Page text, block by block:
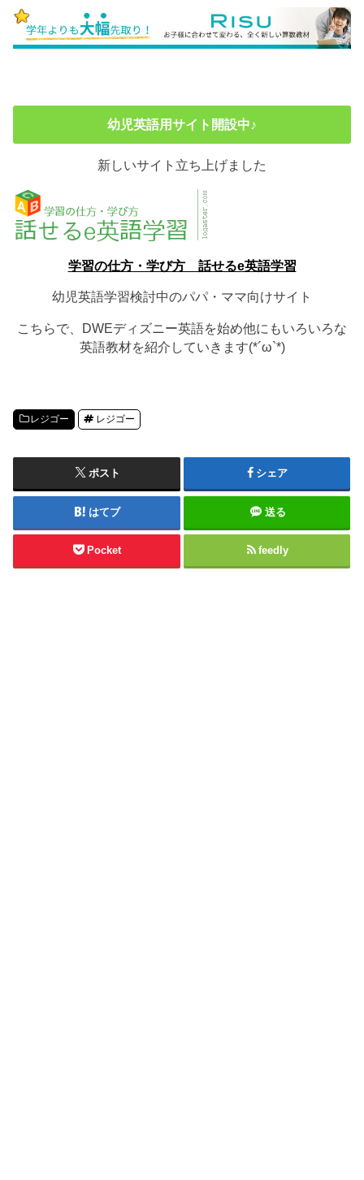
幼児英語用サイト開設中♪
新しいサイト立ち上げました
学習の仕方・学び方 話せるe英語学習
幼児英語学習検討中のパパ・ママ向けサイト
こちらで、DWEディズニー英語を始め他にもいろいろな
英語教材を紹介していきます(*´ω`*)
レジゴー レジゴー
ポスト シェア
はてブ 送る
Pocket feedly